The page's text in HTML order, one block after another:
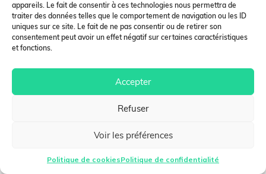
appareils. Le fait de consentir à ces technologies nous permettra de
traiter des données telles que le comportement de navigation ou les ID
uniques sur ce site. Le fait de ne pas consentir ou de retirer son
consentement peut avoir un effet négatif sur certaines caractéristiques
et fonctions.
Accepter
Refuser
Voir les préférences
Politique de cookiesPolitique de confidentialité
Cette étape est essentielle : elle
conditionne la délivrance des
documents officiels nécessaires à votre
demande de visa étudiant.
Remplir le formulaire d’admission